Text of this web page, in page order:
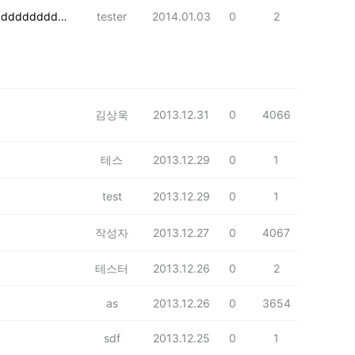
tester 2014.01.03 0 2
김상욱 2013.12.31 0 4066
테스 2013.12.29 0 1
test 2013.12.29 0 1
작성자 2013.12.27 0 4067
테스터 2013.12.26 0 2
as 2013.12.26 0 3654
sdf 2013.12.25 0 1